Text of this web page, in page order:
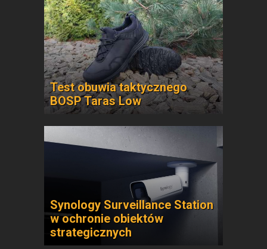
Test obuwia taktycznego
BOSP Taras Low
Synology Surveillance Station
w ochronie obiektów
strategicznych